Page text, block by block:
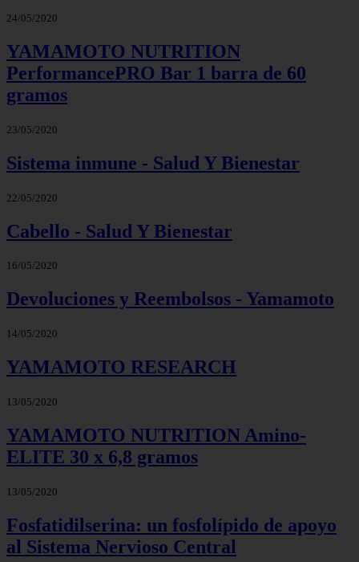
24/05/2020
YAMAMOTO NUTRITION
PerformancePRO Bar 1 barra de 60
gramos
23/05/2020
Sistema inmune - Salud Y Bienestar
22/05/2020
Cabello - Salud Y Bienestar
16/05/2020
Devoluciones y Reembolsos - Yamamoto
14/05/2020
YAMAMOTO RESEARCH
13/05/2020
YAMAMOTO NUTRITION Amino-
ELITE 30 x 6,8 gramos
13/05/2020
Fosfatidilserina: un fosfolípido de apoyo
al Sistema Nervioso Central